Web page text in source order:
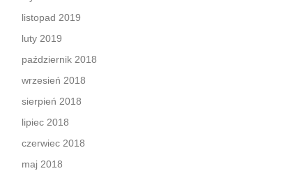
listopad 2019
luty 2019
październik 2018
wrzesień 2018
sierpień 2018
lipiec 2018
czerwiec 2018
maj 2018